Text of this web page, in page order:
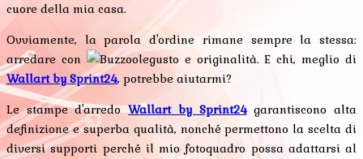
cuore della mia casa.
Ovviamente, la parola d'ordine rimane sempre la stessa:
arredare con
gusto e originalità. E chi, meglio di
Wallart by Sprint24, potrebbe aiutarmi?
Le stampe d'arredoWallart by Sprint24garantiscono alta
definizione e superba qualità, nonché permettono la scelta di
diversi supporti perché il mio fotoquadro possa adattarsi al